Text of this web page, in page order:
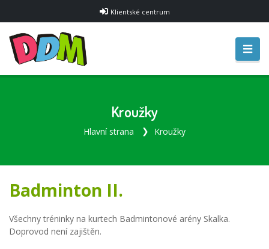
Klientské centrum
Kroužky
Hlavní strana Kroužky
Badminton II.
Všechny tréninky na kurtech Badmintonové arény Skalka.
Doprovod není zajištěn.